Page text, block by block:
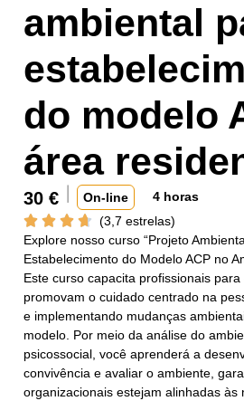
ambiental
do modelo
área
30 € On-line
4 horas
(3,7 estrelas)
Explore nosso curso “Projeto
Estabelecimento do Modelo ACP no
Este curso capacita profissionais
promovam o cuidado centrado na
e implementando mudanças
modelo. Por meio da análise do
psicossocial, você aprenderá a
convivência e avaliar o ambiente,
organizacionais estejam alinhadas às